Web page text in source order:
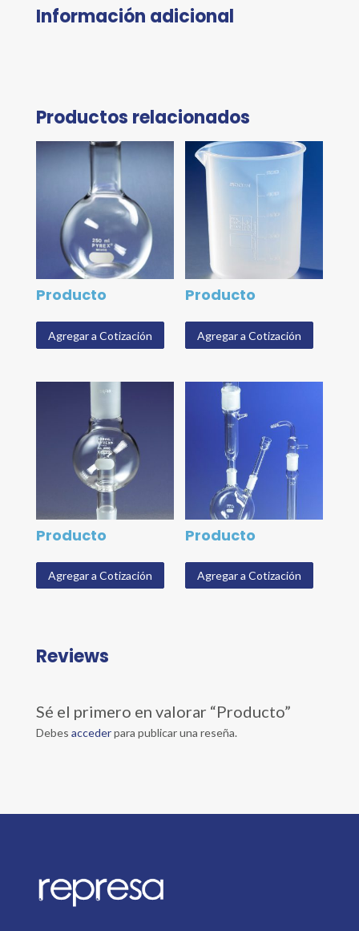
Información adicional
Productos relacionados
Producto
Agregar a Cotización
Producto
Agregar a Cotización
Producto
Agregar a Cotización
Producto
Agregar a Cotización
Reviews
Sé el primero en valorar “Producto”
Debes accederpara publicar una reseña.